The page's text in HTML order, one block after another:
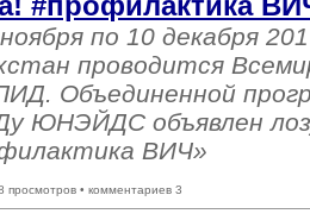
по 10 декабря
проводится
Объединенной
ЮНЭЙДС объявлен
ВИЧ»
просмотров • комментариев 3